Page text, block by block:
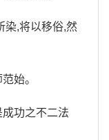
染,将以移俗,然
始。
功之不二法